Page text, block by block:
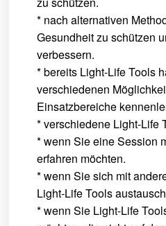
* nach alternativen
Gesundheit zu schützen
verbessern.
* bereits Light-Life Tools
verschiedenen
Einsatzbereiche
* verschiedene Light-Life
* wenn Sie eine Session
erfahren möchten.
* wenn Sie sich mit
Light-Life Tools
* wenn Sie Light-Life